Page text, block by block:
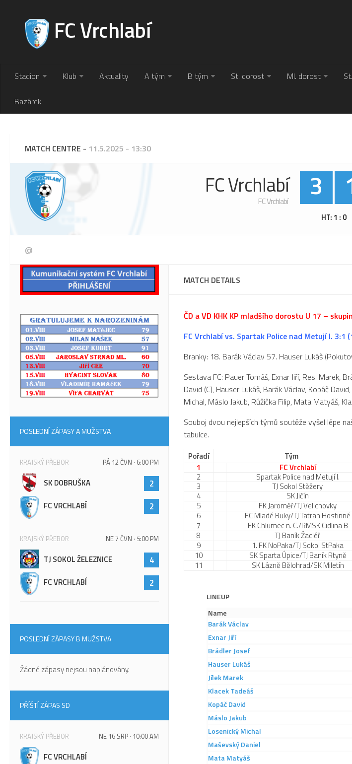
FC Vrchlabí
Stadion Klub Aktuality A tým B tým St. dorost Ml. dorost
Bazárek
MATCH CENTRE - 11.5.2025 - 13:30
FC Vrchlabí
FC Vrchlabí 3
HT: 1 : 0
HT: 1 : 0
@
MATCH DETAILS
ČD a VD KHK KP mladšího dorostu U 17 –
FC Vrchlabí vs. Spartak Police nad Metují I. 3:1
Branky: 18. Barák Václav 57. Hauser Lukáš
Sestava FC: Pauer Tomáš, Exnar Jiří, Resl Marek,
David (C), Hauser Lukáš, Barák Václav, Kopáč
Michal, Máslo Jakub, Růžička Filip, Mata Matyáš,
Souboj dvou nejlepších týmů soutěže vyšel lépe
tabulce.
Pořadí Tým
1
FC Vrchlabí
2
Spartak Police nad Metují I.
3
TJ Sokol Stěžery
4
SK Jičín
5
FK Jaroměř/TJ Velichovky
6
FC Mladé Buky/TJ Tatran Hostinné
7
FK Chlumec n. C./RMSK Cidlina B
8
TJ Baník Žacléř
9
1. FK NoPaka/TJ Sokol StPaka
10
SK Sparta Úpice/TJ Baník Rtyně
11
SK Lázně Bělohrad/SK Miletín
LINEUP
Name
BarákVáclav
ExnarJiří
BrádlerJosef
Hauser Lukáš
Jílek Marek
Klacek Tadeáš
Kopáč David
MásloJakub
Losenický Michal
Maševský Daniel
Mata Matyáš
POSLEDNÍ ZÁPASY A MUŽSTVA
KRAJSKÝ PŘEBOR PÁ 12 ČVN · 6:00 PM
SK DOBRUŠKA 2
FC VRCHLABÍ 2
KRAJSKÝ PŘEBOR NE 7 ČVN · 5:00 PM
TJ SOKOL ŽELEZNICE 4
FC VRCHLABÍ 2
POSLEDNÍ ZÁPASY B MUŽSTVA
Žádné zápasy nejsou naplánovány.
PŘÍŠTÍ ZÁPAS SD
KRAJSKÝ PŘEBOR NE 16 SRP · 10:00 AM
FC VRCHLABÍ